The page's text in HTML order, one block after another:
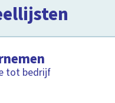
tot bedrijf